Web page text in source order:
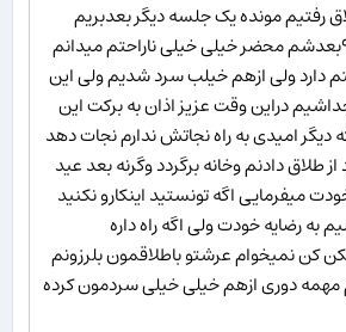
رفتیم مونده یک جلسه دیگر بعدبریم
دادگاه بعد تعطیلات ۹۹بعدشم محضر خیلی خیلی ناراحتم میدانم
ولی ازهم خیلب سرد شدیم ولی این
دراین وقت عزیز اذان به برکت این
دیگر امیدی به راه نجاتش ندارم نجات دهد
دادنم وخانه برگردد وگرنه بعد عید
میفرمایی اگه تونستید اینکارو نکنید
به رضایه خودت ولی اگه راه داره
کن نمیخوام عرشتو باطلاقمون بلرزونم
دوری ازهم خیلی خیلی سردمون کرده